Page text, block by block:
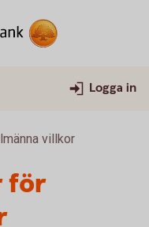
Logga in
villkor
för